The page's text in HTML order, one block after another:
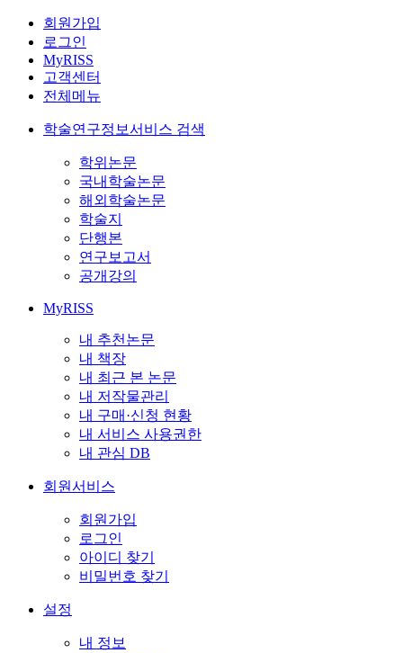
회원가입
로그인
MyRISS
고객센터
전체메뉴
학술연구정보서비스 검색
학위논문
국내학술논문
해외학술논문
학술지
단행본
연구보고서
공개강의
MyRISS
내 추천논문
내 책장
내 최근 본 논문
내 저작물관리
내 구매·신청 현황
내 서비스 사용권한
내 관심 DB
회원서비스
회원가입
로그인
아이디 찾기
비밀번호 찾기
설정
내 정보